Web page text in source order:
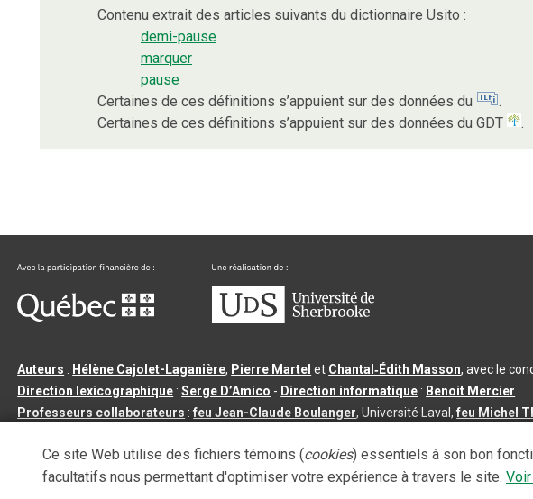
Contenu extrait des articles suivants du dictionnaire Usito :
demi-pause
marquer
pause
Certaines de ces définitions s’appuient sur des données du
.
Certaines de ces définitions s’appuient sur des données du GDT
.
Auteurs : Hélène Cajolet-Laganière, Pierre Martel et Chantal‑Édith Masson, avec le
Direction lexicographique :Serge D’Amico - Direction informatique : Benoit Mercier
Professeurs collaborateurs :feu Jean-Claude Boulanger, Université Laval,feu Michel
Tous droits réservés©Université de Sherbrooke |3.2.2- Dernière mise à jour du contenu :
Ce site Web utilise des fichiers témoins (cookies) essentiels à son bon
facultatifs nous permettant d'optimiser votre expérience à travers le site.